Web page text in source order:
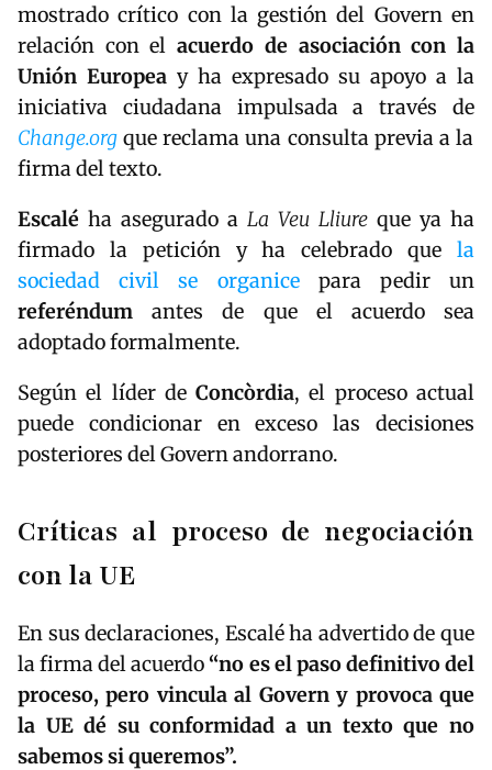
mostrado crítico con la gestión del Govern en
relación con elacuerdo de asociación con la
Unión Europea y ha expresado su apoyo a la
iniciativa ciudadana impulsada a través de
Change.org que reclama una consulta previa a la
firma del texto.
Escalé ha asegurado a La Veu Lliure que ya ha
firmado la petición y ha celebrado que la
sociedad civil se organicepara pedir un
referéndum antes de que el acuerdo sea
adoptado formalmente.
Según el líder deConcòrdia, el proceso actual
puede condicionar en exceso las decisiones
posteriores del Govern andorrano.
Críticas al proceso de negociación
con la UE
En sus declaraciones, Escalé ha advertido de que
la firma del acuerdo “no es el paso definitivo del
proceso, pero vincula al Govern y provoca que
la UE dé su conformidad a un texto que no
sabemos si queremos”.